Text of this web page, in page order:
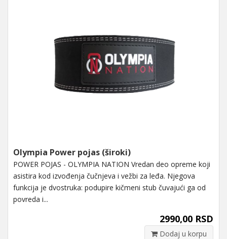
Olympia Power pojas (široki)
POWER POJAS - OLYMPIA NATION Vredan deo opreme koji
asistira kod izvođenja čučnjeva i vežbi za leđa. Njegova
funkcija je dvostruka: podupire kičmeni stub čuvajući ga od
povreda i...
2990,00 RSD
Dodaj u korpu